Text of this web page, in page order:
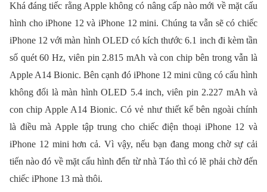
Khá đáng tiếc rằng Apple không có nâng cấp nào mới về mặt cấu
hình cho iPhone 12 và iPhone 12 mini. Chúng ta vẫn sẽ có chiếc
iPhone 12 với màn hình OLED có kích thước 6.1 inch đi kèm tần
số quét 60 Hz, viên pin 2.815 mAh và con chip bên trong vẫn là
Apple A14 Bionic. Bên cạnh đó iPhone 12 mini cũng có cấu hình
không đổi là màn hình OLED 5.4 inch, viên pin 2.227 mAh và
con chip Apple A14 Bionic. Có vẻ như thiết kế bên ngoài chính
là điều mà Apple tập trung cho chiếc điện thoại iPhone 12 và
iPhone 12 mini hơn cả. Vì vậy, nếu bạn đang mong chờ sự cải
tiến nào đó về mặt cấu hình đến từ nhà Táo thì có lẽ phải chờ đến
chiếc iPhone 13 mà thôi.